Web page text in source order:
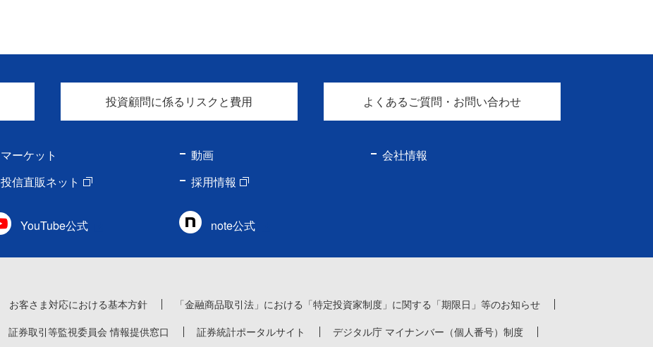
投資顧問に係るリスクと費用 よくあるご質問・お問い合わせ
マーケット 動画
会社情報
投信直販ネット 採用情報
YouTube公式 note公式
お客さま対応における基本方針
「金融商品取引法」における「特定投資家制度」に関する「期限日」等のお知らせ
証券取引等監視委員会 情報提供窓口 証券統計ポータルサイト デジタル庁 マイナンバー（個人番号）制度